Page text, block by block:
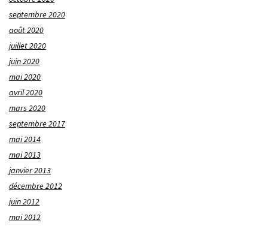
septembre 2020
août 2020
juillet 2020
juin 2020
mai 2020
avril 2020
mars 2020
septembre 2017
mai 2014
mai 2013
janvier 2013
décembre 2012
juin 2012
mai 2012